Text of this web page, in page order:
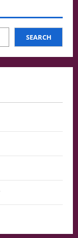
SEARCH